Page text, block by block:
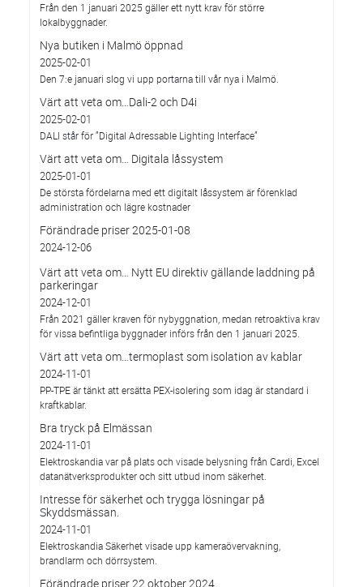
Från den 1 januari 2025 gäller ett nytt krav för större
lokalbyggnader.
Nya butiken i Malmö öppnad
2025-02-01
Den 7:e januari slog vi upp portarna till vår nya i Malmö.
Värt att veta om…Dali-2 och D4i
2025-02-01
DALI står för ”Digital Adressable Lighting Interface”
Värt att veta om… Digitala låssystem
2025-01-01
De största fördelarna med ett digitalt låssystem är förenklad
administration och lägre kostnader
Förändrade priser 2025-01-08
2024-12-06
Värt att veta om… Nytt EU direktiv gällande laddning på
parkeringar
2024-12-01
Från 2021 gäller kraven för nybyggnation, medan retroaktiva krav
för vissa befintliga byggnader införs från den 1 januari 2025.
Värt att veta om…termoplast som isolation av kablar
2024-11-01
PP-TPE är tänkt att ersätta PEX-isolering som idag är standard i
kraftkablar.
Bra tryck på Elmässan
2024-11-01
Elektroskandia var på plats och visade belysning från Cardi, Excel
datanätverksprodukter och sitt utbud inom säkerhet.
Intresse för säkerhet och trygga lösningar på
Skyddsmässan.
2024-11-01
Elektroskandia Säkerhet visade upp kameraövervakning,
brandlarm och dörrsystem.
Förändrade priser 22 oktober 2024.